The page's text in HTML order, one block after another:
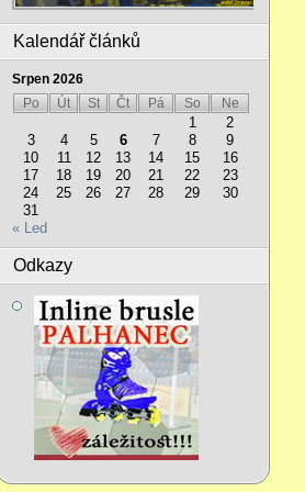
Kalendář článků
Srpen 2026
Po
Út St Čt Pá So Ne
1
2
3
4 5 6 7 8
9
10
11 12 13 14 15
16
17
18 19 20 21 22
23
24
25 26 27 28 29
30
31
« Led
Odkazy